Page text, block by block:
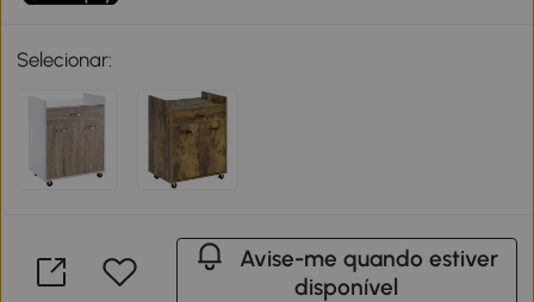
Selecionar:
Avise-me quando estiver
disponível